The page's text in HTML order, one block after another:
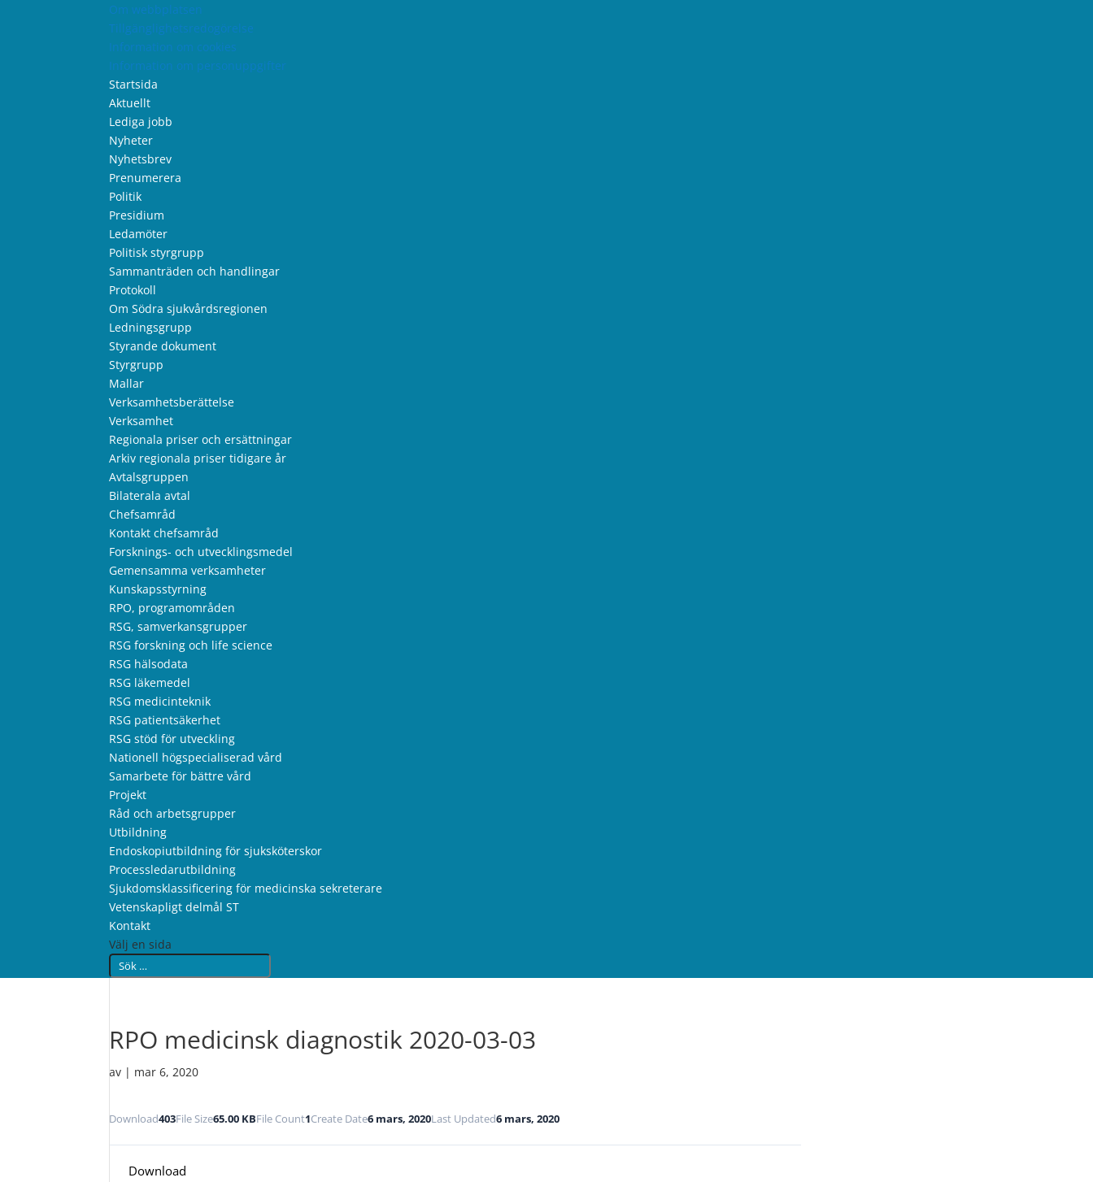
Om webbplatsen
Tillgänglighetsredogörelse
Information om cookies
Information om personuppgifter
Startsida
Aktuellt
Lediga jobb
Nyheter
Nyhetsbrev
Prenumerera
Politik
Presidium
Ledamöter
Politisk styrgrupp
Sammanträden och handlingar
Protokoll
Om Södra sjukvårdsregionen
Ledningsgrupp
Styrande dokument
Styrgrupp
Mallar
Verksamhetsberättelse
Verksamhet
Regionala priser och ersättningar
Arkiv regionala priser tidigare år
Avtalsgruppen
Bilaterala avtal
Chefsamråd
Kontakt chefsamråd
Forsknings- och utvecklingsmedel
Gemensamma verksamheter
Kunskapsstyrning
RPO, programområden
RSG, samverkansgrupper
RSG forskning och life science
RSG hälsodata
RSG läkemedel
RSG medicinteknik
RSG patientsäkerhet
RSG stöd för utveckling
Nationell högspecialiserad vård
Samarbete för bättre vård
Projekt
Råd och arbetsgrupper
Utbildning
Endoskopiutbildning för sjuksköterskor
Processledarutbildning
Sjukdomsklassificering för medicinska sekreterare
Vetenskapligt delmål ST
Kontakt
Välj en sida
RPO medicinsk diagnostik 2020-03-03
av | mar 6, 2020
Download403File Size65.00 KBFile Count1Create Date6 mars, 2020Last Updated6 mars, 2020
Download